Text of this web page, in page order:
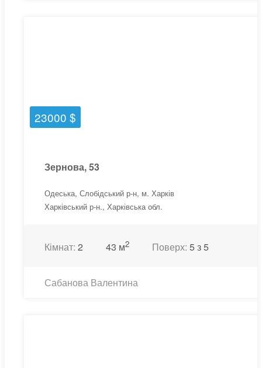
23000 $
Зернова, 53
Одеська, Слобідський р-н, м. Харків
Харківський р-н., Харківська обл.
Кімнат: 2 43 м2 Поверх: 5 з 5
Сабанова Валентина